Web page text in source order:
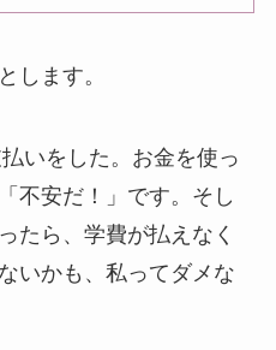
します。
いをした。お金を使っ
不安だ！」です。そし
たら、学費が払えなく
いかも、私ってダメな